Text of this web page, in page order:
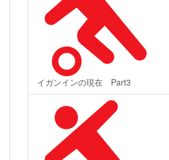
イガンインの現在 Part3